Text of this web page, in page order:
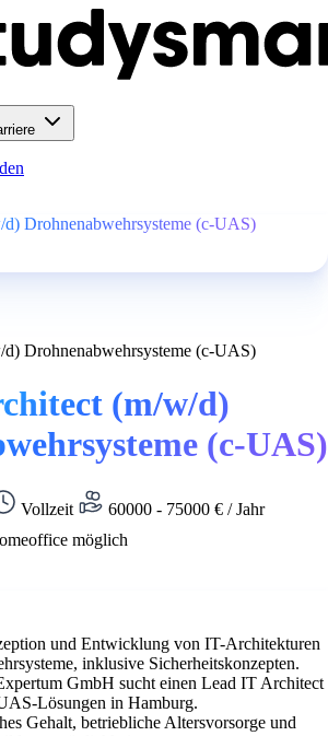
Drohnenabwehrsysteme (c-UAS)
Drohnenabwehrsysteme (c-UAS)
(m/w/d)
(c-UAS)
Vollzeit
60000 - 75000 € / Jahr
möglich
und Entwicklung von IT-Architekturen
inklusive Sicherheitskonzepten.
GmbH sucht einen Lead IT Architect
Lösungen in Hamburg.
Gehalt, betriebliche Altersvorsorge und